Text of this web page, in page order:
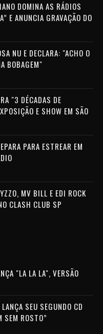
DOMINA AS RÁDIOS
E ANUNCIA GRAVAÇÃO DO
NU E DECLARA: "ACHO O
BOBAGEM"
"3 DÉCADAS DE
E SHOW EM SÃO
PARA ESTREAR EM
MV BILL E EDI ROCK
CLASH CLUB SP
"LA LA LA", VERSÃO
SEU SEGUNDO CD
SEM ROSTO”